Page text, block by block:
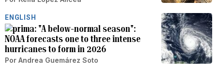
ENGLISH
"A below-normal season":
NOAA forecasts one to three intense
hurricanes to form in 2026
Por Andrea Guemárez Soto